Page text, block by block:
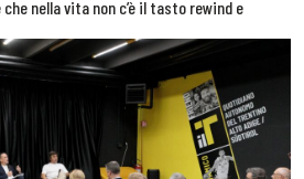
che nella vita non c’è il tasto rewind e